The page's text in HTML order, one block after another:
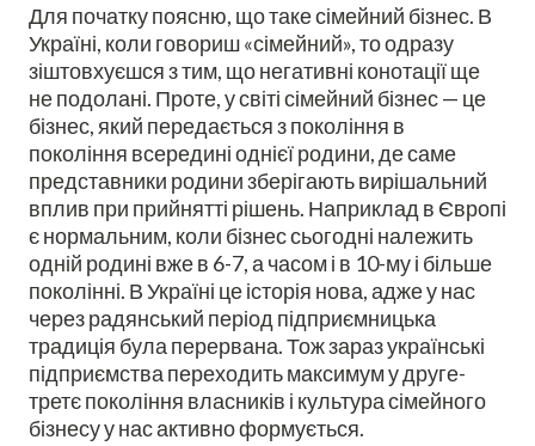
Для початку поясню, що таке сімейний бізнес. В
Україні, коли говориш «сімейний», то одразу
зіштовхуєшся з тим, що негативні конотації ще
не подолані. Проте, у світі сімейний бізнес — це
бізнес, який передається з покоління в
покоління всередині однієї родини, де саме
представники родини зберігають вирішальний
вплив при прийнятті рішень. Наприклад в Європі
є нормальним, коли бізнес сьогодні належить
одній родині вже в 6-7, а часом і в 10-му і більше
поколінні. В Україні це історія нова, адже у нас
через радянський період підприємницька
традиція була перервана. Тож зараз українські
підприємства переходить максимум у друге-
третє покоління власників і культура сімейного
бізнесу у нас активно формується.